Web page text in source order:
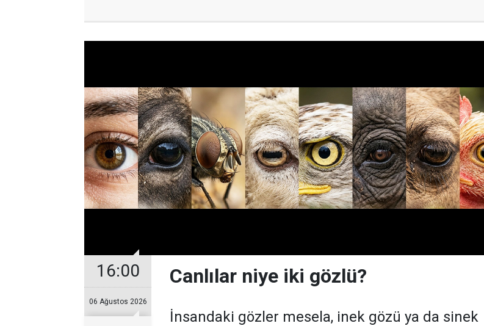
16:00
06 Ağustos 2026
Canlılar niye iki gözlü?
İnsandaki gözler mesela, inek gözü ya da sinek